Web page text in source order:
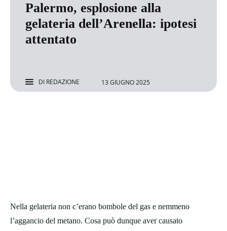
Palermo, esplosione alla
gelateria dell’Arenella: ipotesi
attentato
DI REDAZIONE 13 GIUGNO 2025
Nella gelateria non c’erano bombole del gas e nemmeno
l’aggancio del metano. Cosa può dunque aver causato